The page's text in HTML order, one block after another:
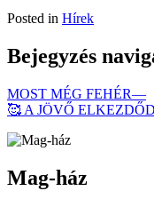
Posted in Hírek
Bejegyzés
MOST MÉG FEHÉR—
🥰 A JÖVŐ
Mag-ház